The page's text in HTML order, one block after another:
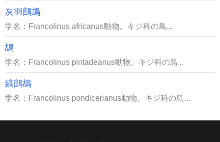
灰羽鷓鴣
学名：Francolinus africanus動物。キジ科の鳥...
鴣
学名：Francolinus pintadeanus動物。キジ科の鳥...
縞鷓鴣
学名：Francolinus pondicerianus動物。キジ科の鳥...